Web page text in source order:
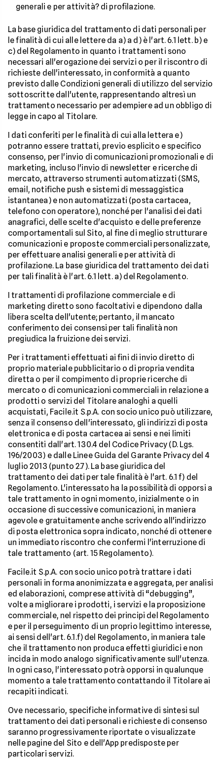
generali e per attività? di profilazione.
La base giuridica del trattamento di dati personali per
le finalità di cui alle lettere da a) a d) è l'art. 6.1 lett. b) e
c) del Regolamento in quanto i trattamenti sono
necessari all'erogazione dei servizi o per il riscontro di
richieste dell'interessato, in conformità a quanto
previsto dalle Condizioni generali di utilizzo del servizio
sottoscritte dall'utente, rappresentando altresì un
trattamento necessario per adempiere ad un obbligo di
legge in capo al Titolare.
I dati conferiti per le finalità di cui alla lettera e)
potranno essere trattati, previo esplicito e specifico
consenso, per l'invio di comunicazioni promozionali e di
marketing, incluso l'invio di newsletter e ricerche di
mercato, attraverso strumenti automatizzati (SMS,
email, notifiche push e sistemi di messaggistica
istantanea) e non automatizzati (posta cartacea,
telefono con operatore), nonché per l'analisi dei dati
anagrafici, delle scelte d'acquisto e delle preferenze
comportamentali sul Sito, al fine di meglio strutturare
comunicazioni e proposte commerciali personalizzate,
per effettuare analisi generali e per attività di
profilazione. La base giuridica del trattamento dei dati
per tali finalità è l'art. 6.1 lett. a) del Regolamento.
I trattamenti di profilazione commerciale e di
marketing diretto sono facoltativi e dipendono dalla
libera scelta dell'utente; pertanto, il mancato
conferimento dei consensi per tali finalità non
pregiudica la fruizione dei servizi.
Per i trattamenti effettuati ai fini di invio diretto di
proprio materiale pubblicitario o di propria vendita
diretta o per il compimento di proprie ricerche di
mercato o di comunicazioni commerciali in relazione a
prodotti o servizi del Titolare analoghi a quelli
acquistati, Facile.it S.p.A. con socio unico può utilizzare,
senza il consenso dell'interessato, gli indirizzi di posta
elettronica e di posta cartacea ai sensi e nei limiti
consentiti dall'art. 130.4 del Codice Privacy (D. Lgs.
196/2003) e dalle Linee Guida del Garante Privacy del 4
luglio 2013 (punto 2.7). La base giuridica del
trattamento dei dati per tale finalità è l'art. 6.1 f) del
Regolamento. L'interessato ha la possibilità di opporsi a
tale trattamento in ogni momento, inizialmente o in
occasione di successive comunicazioni, in maniera
agevole e gratuitamente anche scrivendo all'indirizzo
di posta elettronica sopra indicato, nonché di ottenere
un immediato riscontro che confermi l'interruzione di
tale trattamento (art. 15 Regolamento).
Facile.it S.p.A. con socio unico potrà trattare i dati
personali in forma anonimizzata e aggregata, per analisi
ed elaborazioni, comprese attività di “debugging”,
volte a migliorare i prodotti, i servizi e la proposizione
commerciale, nel rispetto dei principi del Regolamento
e per il perseguimento di un proprio legittimo interesse,
ai sensi dell'art. 6.1.f) del Regolamento, in maniera tale
che il trattamento non produca effetti giuridici e non
incida in modo analogo significativamente sull'utenza.
In ogni caso, l'interessato potrà opporsi in qualunque
momento a tale trattamento contattando il Titolare ai
recapiti indicati.
Ove necessario, specifiche informative di sintesi sul
trattamento dei dati personali e richieste di consenso
saranno progressivamente riportate o visualizzate
nelle pagine del Sito e dell'App predisposte per
particolari servizi.